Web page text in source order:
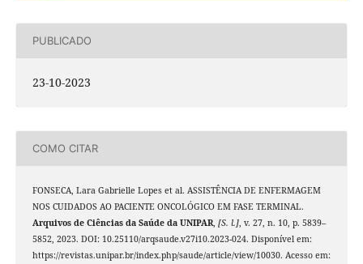
PUBLICADO
23-10-2023
COMO CITAR
FONSECA, Lara Gabrielle Lopes et al. ASSISTÊNCIA DE ENFERMAGEM
NOS CUIDADOS AO PACIENTE ONCOLÓGICO EM FASE TERMINAL.
Arquivos de Ciências da Saúde da UNIPAR, [S. l.], v. 27, n. 10, p. 5839–
5852, 2023. DOI: 10.25110/arqsaude.v27i10.2023-024. Disponível em:
https://revistas.unipar.br/index.php/saude/article/view/10030. Acesso em: